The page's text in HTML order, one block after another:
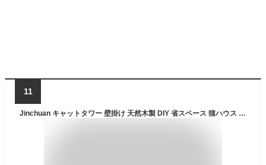
11
Jinchuan キャットタワー 壁掛け 天然木製 DIY 省スペース 猫ハウス 宇宙船 猫ステップ 爪とぎ 多機能 運動不足 ストレス解消 インテリア リビング 寝室用 組み立て お手入れ簡単